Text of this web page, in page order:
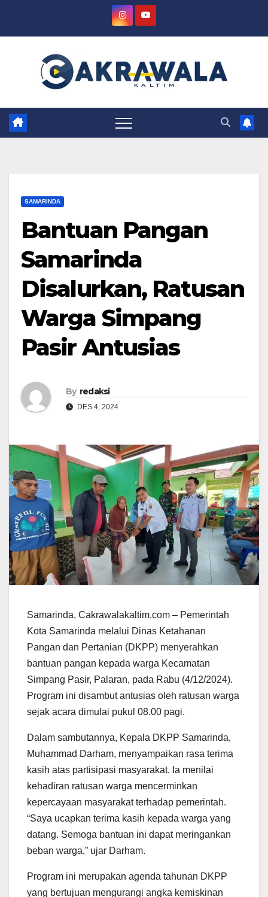
SAMARINDA
Bantuan Pangan
Samarinda
Disalurkan, Ratusan
Warga Simpang
Pasir Antusias
By redaksi
DES 4, 2024
Samarinda, Cakrawalakaltim.com – Pemerintah
Kota Samarinda melalui Dinas Ketahanan
Pangan dan Pertanian (DKPP) menyerahkan
bantuan pangan kepada warga Kecamatan
Simpang Pasir, Palaran, pada Rabu (4/12/2024).
Program ini disambut antusias oleh ratusan warga
sejak acara dimulai pukul 08.00 pagi.
Dalam sambutannya, Kepala DKPP Samarinda,
Muhammad Darham, menyampaikan rasa terima
kasih atas partisipasi masyarakat. Ia menilai
kehadiran ratusan warga mencerminkan
kepercayaan masyarakat terhadap pemerintah.
“Saya ucapkan terima kasih kepada warga yang
datang. Semoga bantuan ini dapat meringankan
beban warga,” ujar Darham.
Program ini merupakan agenda tahunan DKPP
yang bertujuan mengurangi angka kemiskinan